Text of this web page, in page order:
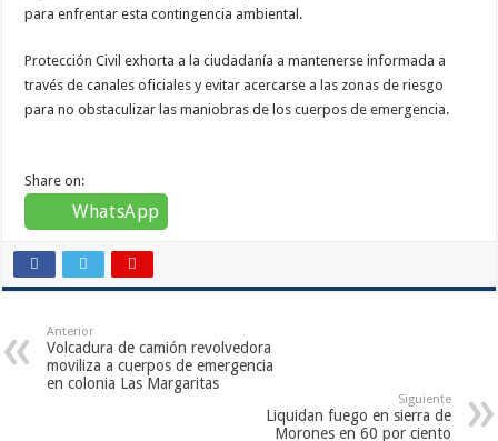
para enfrentar esta contingencia ambiental.
Protección Civil exhorta a la ciudadanía a mantenerse informada a
través de canales oficiales y evitar acercarse a las zonas de riesgo
para no obstaculizar las maniobras de los cuerpos de emergencia.
Share on:
WhatsApp
Anterior
Volcadura de camión revolvedora
moviliza a cuerpos de emergencia
en colonia Las Margaritas
Siguiente
Liquidan fuego en sierra de
Morones en 60 por ciento